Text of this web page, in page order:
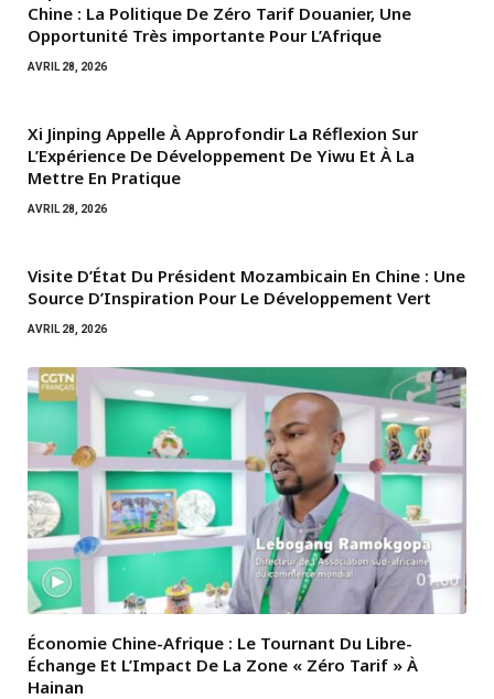
Chine : La Politique De Zéro Tarif Douanier, Une
Opportunité Très importante Pour L’Afrique
AVRIL 28, 2026
Xi Jinping Appelle À Approfondir La Réflexion Sur
L’Expérience De Développement De Yiwu Et À La
Mettre En Pratique
AVRIL 28, 2026
Visite D’État Du Président Mozambicain En Chine : Une
Source D’Inspiration Pour Le Développement Vert
AVRIL 28, 2026
Économie Chine-Afrique : Le Tournant Du Libre-
Échange Et L’Impact De La Zone « Zéro Tarif » À
Hainan